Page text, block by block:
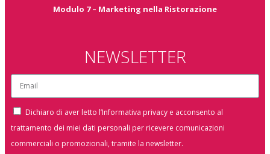
Modulo 7 – Marketing nella Ristorazione
NEWSLETTER
Dichiaro di aver letto l’Informativa privacy e acconsento al
trattamento dei miei dati personali per ricevere comunicazioni
commerciali o promozionali, tramite la newsletter.